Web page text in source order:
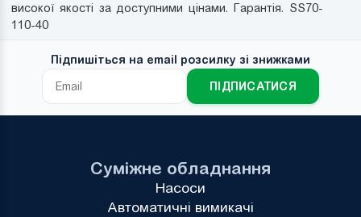
високої якості за доступними цінами. Гарантія. SS70-
110-40
Підпишіться на email розсилку зі знижками
ПІДПИСАТИСЯ
Суміжне обладнання
Насоси
Автоматичні вимикачі